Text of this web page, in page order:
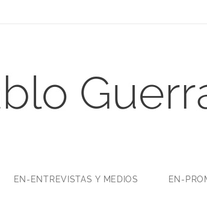
EN-ENTREVISTAS Y MEDIOS EN-